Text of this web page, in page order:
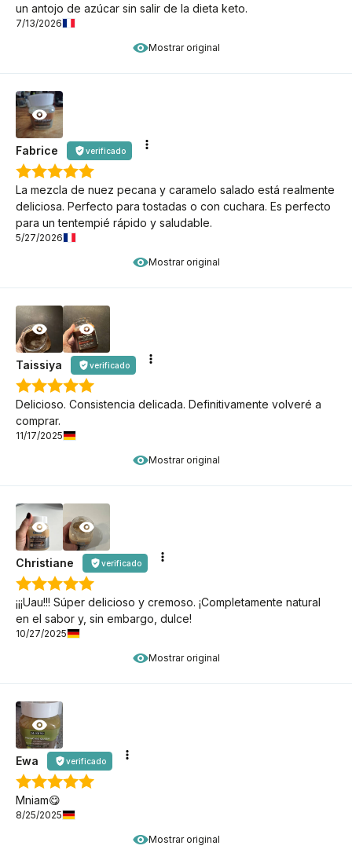
Mostrar original
un antojo de azúcar sin salir de la dieta keto.
7/13/2026
Mostrar original
Fabrice verificado
La mezcla de nuez pecana y caramelo salado está realmente
deliciosa. Perfecto para tostadas o con cuchara. Es perfecto
para un tentempié rápido y saludable.
5/27/2026
Mostrar original
Taissiya verificado
Delicioso. Consistencia delicada. Definitivamente volveré a
comprar.
11/17/2025
Mostrar original
Christiane verificado
¡¡¡Uau!!! Súper delicioso y cremoso. ¡Completamente natural
en el sabor y, sin embargo, dulce!
10/27/2025
Mostrar original
Ewa verificado
Mniam😋
8/25/2025